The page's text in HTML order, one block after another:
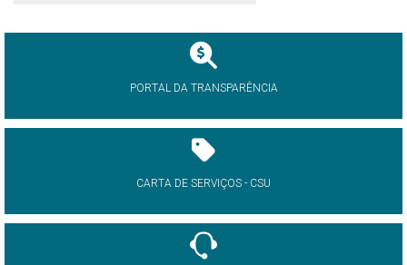
PORTAL DA TRANSPARÊNCIA
CARTA DE SERVIÇOS - CSU